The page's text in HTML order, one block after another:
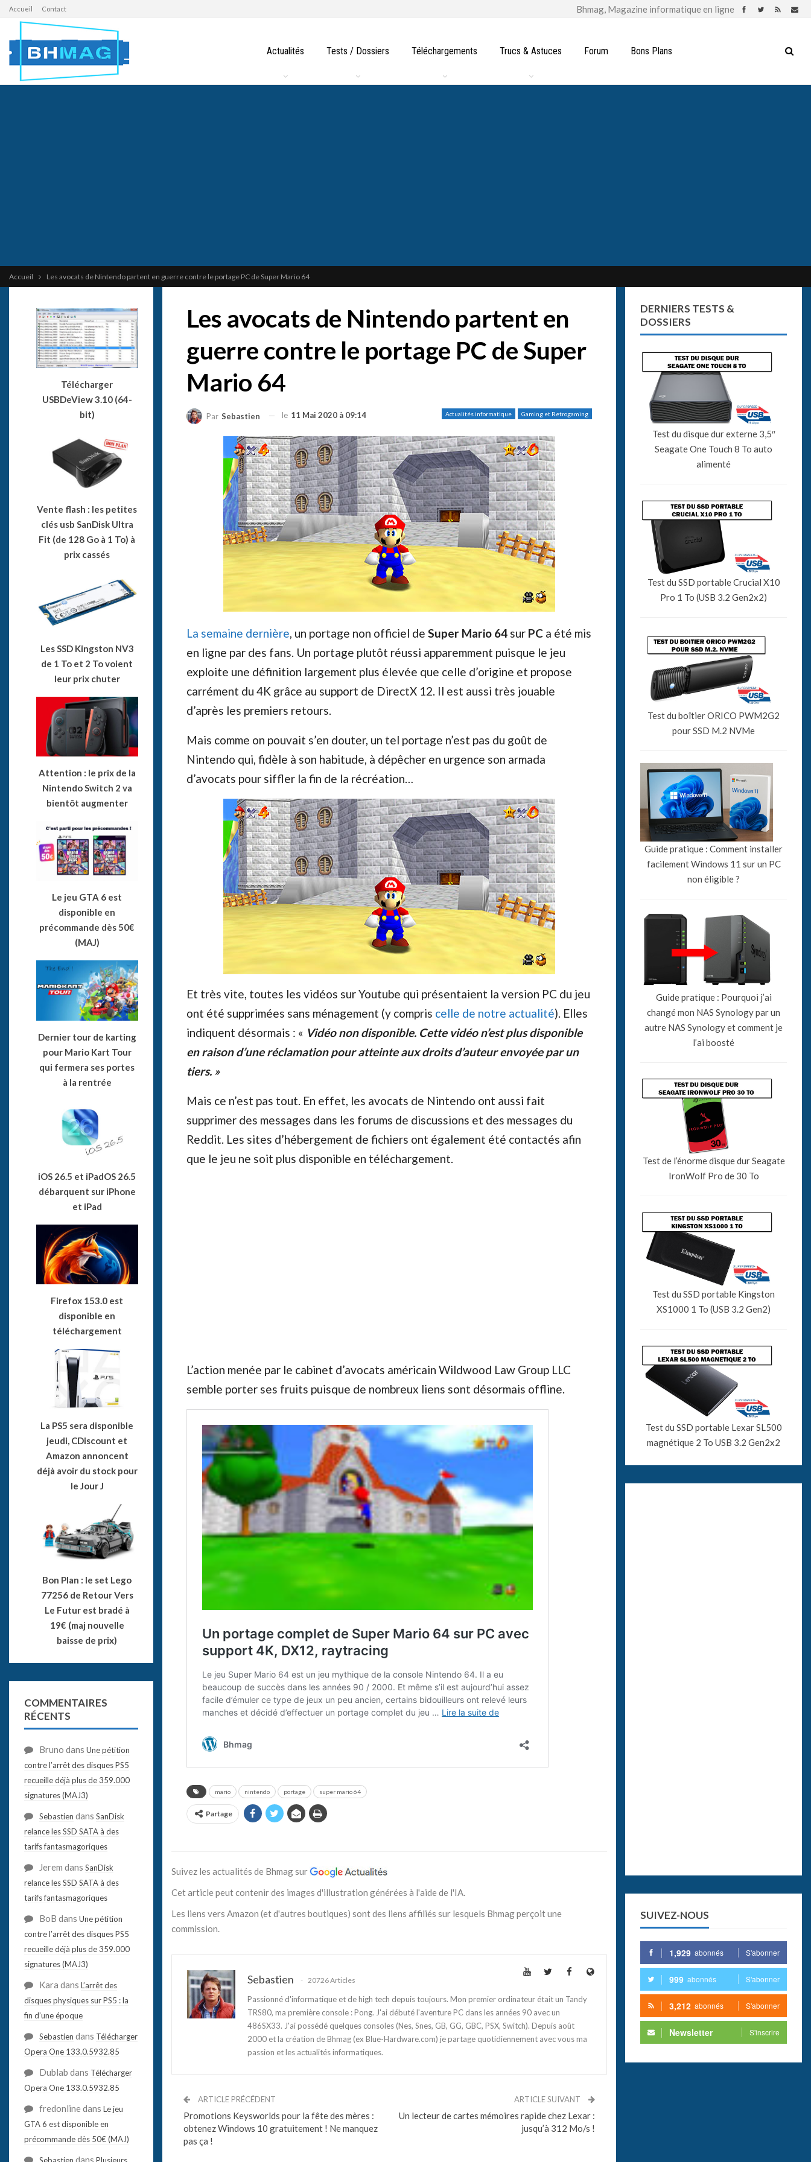
Accueil Contact
Actualités Tests / Dossiers Téléchargements Trucs & Astuces Forum Bons Plans
Accueil Les avocats de Nintendo partent en guerre contre le portage PC de Super Mario 64
Les avocats de Nintendo partent en
guerre contre le portage PC de Super
Mario 64
Actualités informatique Gaming et Retrogaming
Par Sebastien le 11 Mai 2020 à 09:14
La semaine dernière, un portage non officiel de Super Mario 64sur PCa été mis
en ligne par des fans. Un portage plutôt réussi apparemment puisque le jeu
exploite une définition largement plus élevée que celle d’origine et propose
carrément du 4K grâce au support de DirectX 12. Il est aussi très jouable
d’après les premiers retours.
Mais comme on pouvait s’en douter, un tel portage n’est pas du goût de
Nintendo qui, fidèle à son habitude, à dépêcher en urgence son armada
d’avocats pour siffler la fin de la récréation…
Et très vite, toutes les vidéos sur Youtube qui présentaient la version PC du jeu
ont été supprimées sans ménagement (y compris celle de notre actualité). Elles
indiquent désormais : « Vidéo non disponible. Cette vidéo n’est plus disponible
en raison d’une réclamation pour atteinte aux droits d’auteur envoyée par un
tiers. »
Mais ce n’est pas tout. En effet, les avocats de Nintendo ont aussi fait
supprimer des messages dans les forums de discussions et des messages du
Reddit. Les sites d’hébergement de fichiers ont également été contactés afin
que le jeu ne soit plus disponible en téléchargement.
L’action menée par le cabinet d’avocats américain Wildwood Law Group LLC
semble porter ses fruits puisque de nombreux liens sont désormais offline.
mario nintendo portage super mario 64
Partage
Suivez les actualités de Bhmag sur
Cet article peut contenir des images d'illustration générées à l'aide de l'IA.
Les liens vers Amazon (et d'autres boutiques) sont des liens affiliés sur lesquels Bhmag perçoit une
commission.
Sebastien 20726 Articles
Passionné d'informatique et de high tech depuis toujours. Mon premier ordinateur était un Tandy
TRS80, ma première console : Pong. J'ai débuté l'aventure PC dans les années 90 avec un
486SX33. J'ai possédé quelques consoles (Nes, Snes, GB, GG, GBC, PSX, Switch). Depuis août
2000 et la création de Bhmag (ex Blue-Hardware.com) je partage quotidiennement avec vous ma
passion et les actualités informatiques.
ARTICLE PRÉCÉDENT
Promotions Keysworlds pour la fête des mères :
obtenez Windows 10 gratuitement ! Ne manquez
pas ça !
ARTICLE SUIVANT
Un lecteur de cartes mémoires rapide chez Lexar :
jusqu’à 312 Mo/s !
DERNIERS TESTS &
DOSSIERS
Test du disque dur externe 3,5″
Seagate One Touch 8 To auto
alimenté
Test du SSD portable Crucial X10
Pro 1 To (USB 3.2 Gen2x2)
Test du boîtier ORICO PWM2G2
pour SSD M.2 NVMe
Guide pratique : Comment installer
facilement Windows 11 sur un PC
non éligible ?
Guide pratique : Pourquoi j’ai
changé mon NAS Synology par un
autre NAS Synology et comment je
l’ai boosté
Test de l’énorme disque dur Seagate
IronWolf Pro de 30 To
Test du SSD portable Kingston
XS1000 1 To (USB 3.2 Gen2)
Test du SSD portable Lexar SL500
magnétique 2 To USB 3.2 Gen2x2
SUIVEZ-NOUS
1,929 abonnés S'abonner
999 abonnés S'abonner
3,212 abonnés S'abonner
Newsletter S'inscrire
Télécharger
USBDeView 3.10 (64-
bit)
Vente flash : les petites
clés usb SanDisk Ultra
Fit (de 128 Go à 1 To) à
prix cassés
Les SSD Kingston NV3
de 1 To et 2 To voient
leur prix chuter
Attention : le prix de la
Nintendo Switch 2 va
bientôt augmenter
Le jeu GTA 6 est
disponible en
précommande dès 50€
(MAJ)
Dernier tour de karting
pour Mario Kart Tour
qui fermera ses portes
à la rentrée
iOS 26.5 et iPadOS 26.5
débarquent sur iPhone
et iPad
Firefox 153.0 est
disponible en
téléchargement
La PS5 sera disponible
jeudi, CDiscount et
Amazon annoncent
déjà avoir du stock pour
le Jour J
Bon Plan : le set Lego
77256 de Retour Vers
Le Futur est bradé à
19€ (maj nouvelle
baisse de prix)
COMMENTAIRES
RÉCENTS
Bruno dans Une pétition
contre l’arrêt des disques PS5
recueille déjà plus de 359.000
signatures (MAJ3)
Sebastien dans SanDisk
relance les SSD SATA à des
tarifs fantasmagoriques
Jerem dans SanDisk
relance les SSD SATA à des
tarifs fantasmagoriques
BoB dans Une pétition
contre l’arrêt des disques PS5
recueille déjà plus de 359.000
signatures (MAJ3)
Kara dans L’arrêt des
disques physiques sur PS5 : la
fin d’une époque
Sebastien dans Télécharger
Opera One 133.0.5932.85
Dublab dans Télécharger
Opera One 133.0.5932.85
fredonlinedans Le jeu
GTA 6 est disponible en
précommande dès 50€ (MAJ)
Sebastien dans Plusieurs